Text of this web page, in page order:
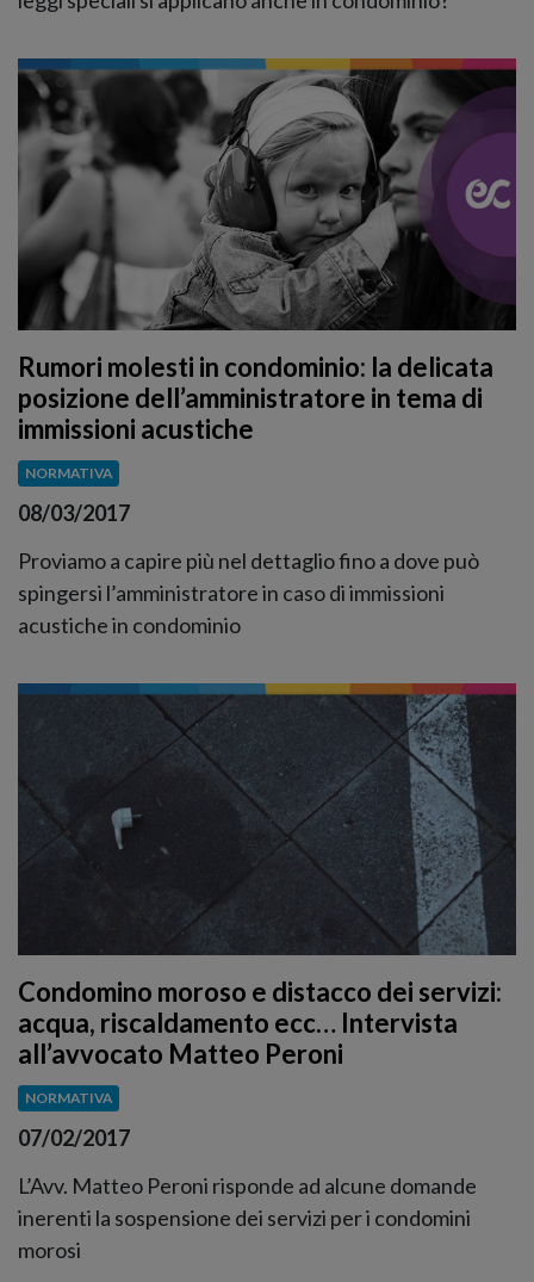
Rumori molesti in condominio: la delicata
posizione dell’amministratore in tema di
immissioni acustiche
NORMATIVA
08/03/2017
Proviamo a capire più nel dettaglio fino a dove può
spingersi l’amministratore in caso di immissioni
acustiche in condominio
Condomino moroso e distacco dei servizi:
acqua, riscaldamento ecc… Intervista
all’avvocato Matteo Peroni
NORMATIVA
07/02/2017
L’Avv. Matteo Peroni risponde ad alcune domande
inerenti la sospensione dei servizi per i condomini
morosi